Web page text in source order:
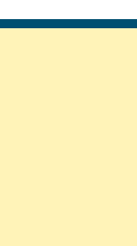
page page page